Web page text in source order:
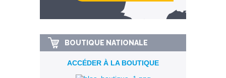
km alentour
BOUTIQUE NATIONALE
ACCÉDER À LA BOUTIQUE